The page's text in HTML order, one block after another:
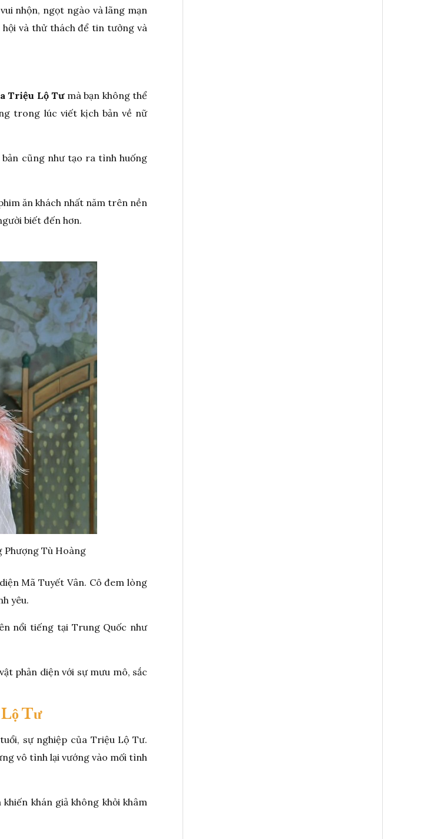
nhộn, ngọt ngào và lãng mạn
và thử thách để tin tưởng và
Triệu Lộ Tưmà bạn không thể
trong lúc viết kịch bản về nữ
cũng như tạo ra tình huống
ăn khách nhất năm trên nền
biết đến hơn.
Phượng Tù Hoàng
Mã Tuyết Vân. Cô đem lòng
yêu.
nổi tiếng tại Trung Quốc như
phản diện với sự mưu mô, sắc
Tư
sự nghiệp của Triệu Lộ Tư.
vô tình lại vướng vào mối tình
khán giả không khỏi khâm